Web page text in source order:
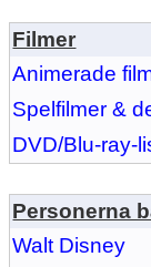
Filmer
Animerade
Spelfilmer &
DVD/Blu-ray-
Personerna
Walt Disney